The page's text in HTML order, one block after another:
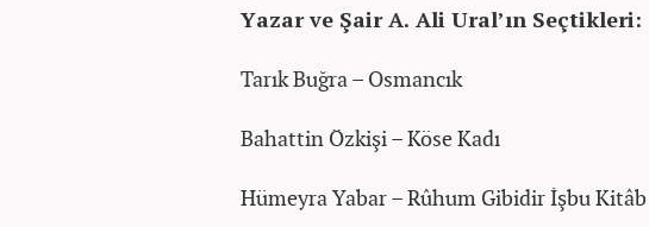
Yazar ve Şair A. Ali Ural’ın Seçtikleri:
Tarık Buğra – Osmancık
Bahattin Özkişi – Köse Kadı
Hümeyra Yabar – Rûhum Gibidir İşbu Kitâb